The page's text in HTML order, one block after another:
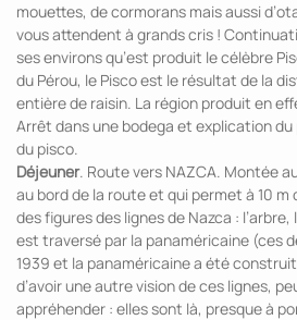
mouettes, de cormorans mais aussi
vous attendent à grands cris !
ses environs qu’est produit le célèbre
du Pérou, le Pisco est le résultat de la
entière de raisin. La région produit en
Arrêt dans une bodega et explication
du pisco.
Déjeuner. Route vers NAZCA. Montée
au bord de la route et qui permet à 10 m
des figures des lignes de Nazca :
est traversé par la panaméricaine (ces
1939 et la panaméricaine a été
d’avoir une autre vision de ces lignes,
appréhender : elles sont là, presque à